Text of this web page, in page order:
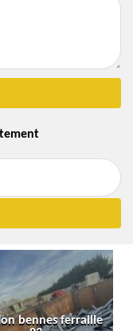
bennes ferraille